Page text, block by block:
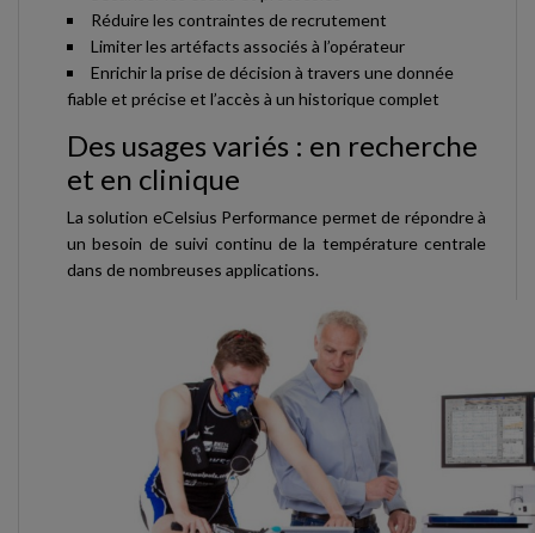
Réduire les contraintes de recrutement
Limiter les artéfacts associés à l’opérateur
Enrichir la prise de décision à travers une donnée
fiable et précise et l’accès à un historique complet
Des usages variés : en recherche
et en clinique
La solution eCelsius Performance permet de répondre à
un besoin de suivi continu de la température centrale
dans de nombreuses applications.